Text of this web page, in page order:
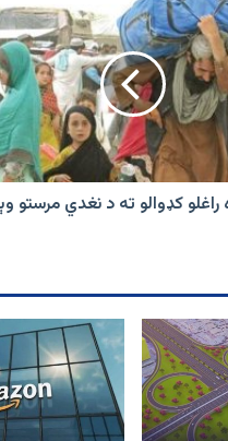
راغلو کډوالو ته د نغدي